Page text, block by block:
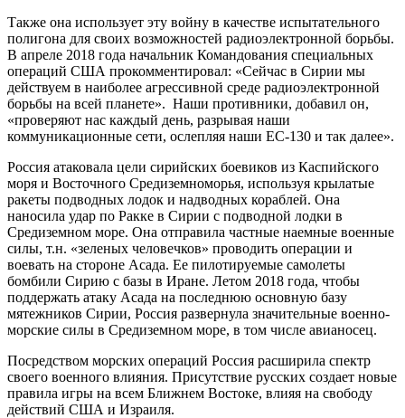
Также она использует эту войну в качестве испытательного
полигона для своих возможностей радиоэлектронной борьбы.
В апреле 2018 года начальник Командования специальных
операций США прокомментировал: «Сейчас в Сирии мы
действуем в наиболее агрессивной среде радиоэлектронной
борьбы на всей планете». Наши противники, добавил он,
«проверяют нас каждый день, разрывая наши
коммуникационные сети, ослепляя наши EC-130 и так далее».
Россия атаковала цели сирийских боевиков из Каспийского
моря и Восточного Средиземноморья, используя крылатые
ракеты подводных лодок и надводных кораблей. Она
наносила удар по Ракке в Сирии с подводной лодки в
Средиземном море. Она отправила частные наемные военные
силы, т.н. «зеленых человечков» проводить операции и
воевать на стороне Асада. Ее пилотируемые самолеты
бомбили Сирию с базы в Иране. Летом 2018 года, чтобы
поддержать атаку Асада на последнюю основную базу
мятежников Сирии, Россия развернула значительные военно-
морские силы в Средиземном море, в том числе авианосец.
Посредством морских операций Россия расширила спектр
своего военного влияния. Присутствие русских создает новые
правила игры на всем Ближнем Востоке, влияя на свободу
действий США и Израиля.